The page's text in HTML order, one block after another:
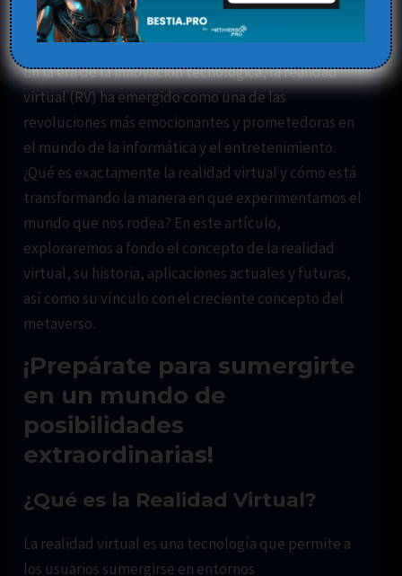
Deja un comentario Blog realidad virtual/ Por
Elena
En la era de la innovación tecnológica, la realidad
virtual (RV) ha emergido como una de las
revoluciones más emocionantes y prometedoras en
el mundo de la informática y el entretenimiento.
¿Qué es exactamente la realidad virtual y cómo está
transformando la manera en que experimentamos el
mundo que nos rodea? En este artículo,
exploraremos a fondo el concepto de la realidad
virtual, su historia, aplicaciones actuales y futuras,
así como su vínculo con el creciente concepto del
metaverso.
¡Prepárate para sumergirte
en un mundo de
posibilidades
extraordinarias!
¿Qué es la Realidad Virtual?
La realidad virtual es una tecnología que permite a
los usuarios sumergirse en entornos